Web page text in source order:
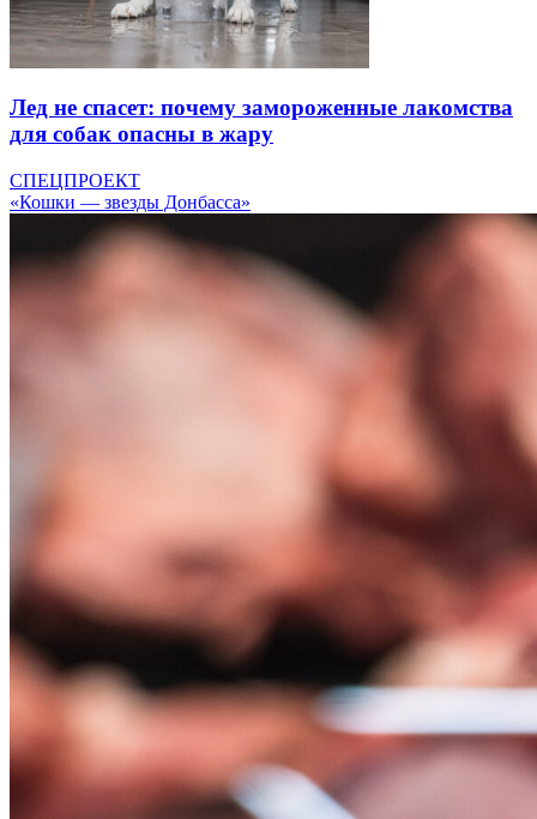
Лед не спасет: почему замороженные лакомства
для собак опасны в жару
СПЕЦПРОЕКТ
«Кошки — звезды Донбасса»